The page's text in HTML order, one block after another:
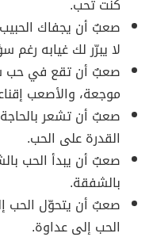
كنت تحب.
صعبٌ أن يجفاك
لا يبرّر لك غيابه رغم
صعبٌ أن تقع في حب
موجعة، والأصعب
صعبٌ أن تشعر
القدرة على الحب.
صعبٌ أن يبدأ الحب
بالشفقة.
صعبٌ أن يتحوّل الحب
الحب إلى عداوة.